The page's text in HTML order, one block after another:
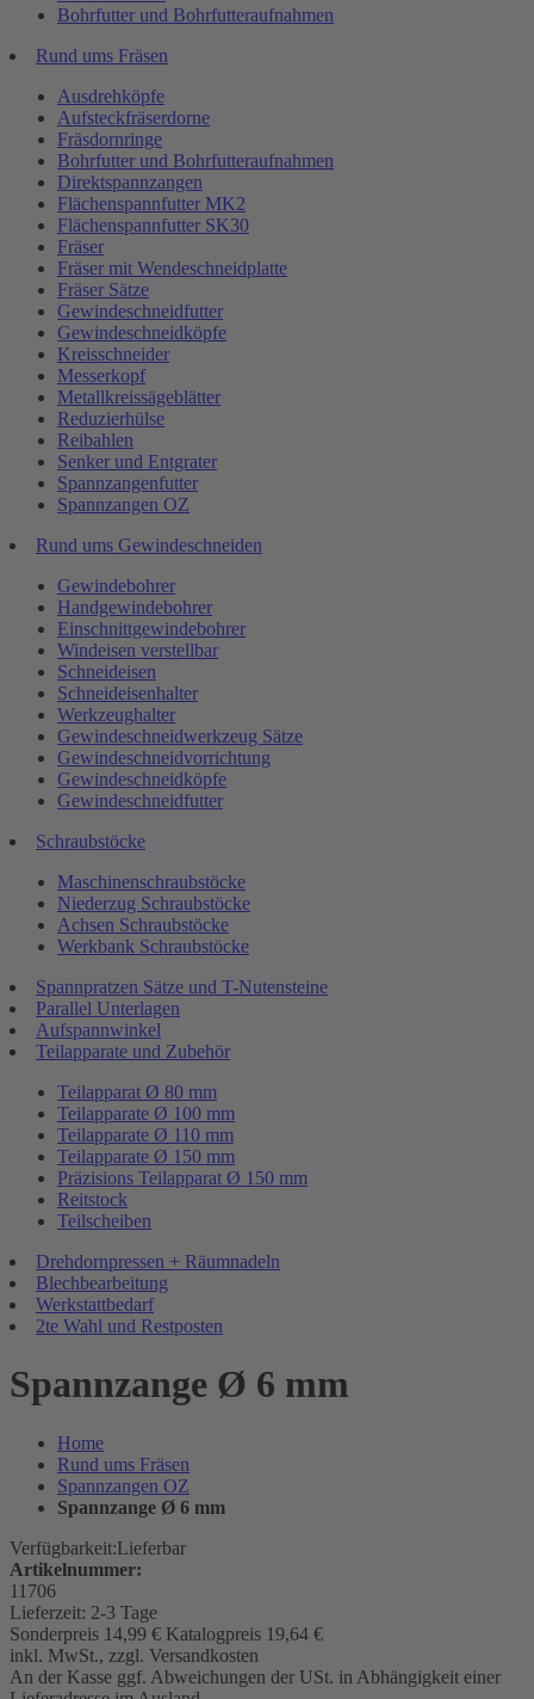
Bohrfutter und Bohrfutteraufnahmen
Rund ums Fräsen
Ausdrehköpfe
Aufsteckfräserdorne
Fräsdornringe
Bohrfutter und Bohrfutteraufnahmen
Direktspannzangen
Flächenspannfutter MK2
Flächenspannfutter SK30
Fräser
Fräser mit Wendeschneidplatte
Fräser Sätze
Gewindeschneidfutter
Gewindeschneidköpfe
Kreisschneider
Messerkopf
Metallkreissägeblätter
Reduzierhülse
Reibahlen
Senker und Entgrater
Spannzangenfutter
Spannzangen OZ
Rund ums Gewindeschneiden
Gewindebohrer
Handgewindebohrer
Einschnittgewindebohrer
Windeisen verstellbar
Schneideisen
Schneideisenhalter
Werkzeughalter
Gewindeschneidwerkzeug Sätze
Gewindeschneidvorrichtung
Gewindeschneidköpfe
Gewindeschneidfutter
Schraubstöcke
Maschinenschraubstöcke
Niederzug Schraubstöcke
Achsen Schraubstöcke
Werkbank Schraubstöcke
Spannpratzen Sätze und T-Nutensteine
Parallel Unterlagen
Aufspannwinkel
Teilapparate und Zubehör
Teilapparat Ø 80 mm
Teilapparate Ø 100 mm
Teilapparate Ø 110 mm
Teilapparate Ø 150 mm
Präzisions Teilapparat Ø 150 mm
Reitstock
Teilscheiben
Drehdornpressen + Räumnadeln
Blechbearbeitung
Werkstattbedarf
2te Wahl und Restposten
Spannzange Ø 6 mm
Home
Rund ums Fräsen
Spannzangen OZ
Spannzange Ø 6 mm
Verfügbarkeit:Lieferbar
Artikelnummer:
11706
Lieferzeit: 2-3 Tage
Sonderpreis 14,99 € Katalogpreis 19,64 €
inkl. MwSt., zzgl. Versandkosten
An der Kasse ggf. Abweichungen der USt. in Abhängigkeit einer